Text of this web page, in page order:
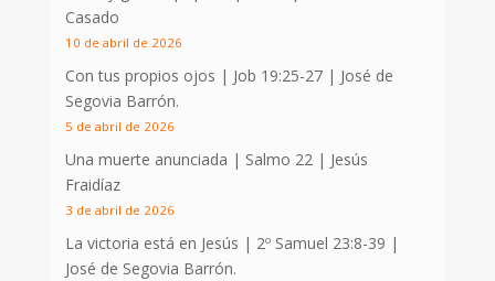
Casado
10 de abril de 2026
Con tus propios ojos | Job 19:25-27| José de
Segovia Barrón.
5 de abril de 2026
Una muerte anunciada | Salmo 22| Jesús
Fraidíaz
3 de abril de 2026
La victoria está en Jesús | 2º Samuel 23:8-39 |
José de Segovia Barrón.